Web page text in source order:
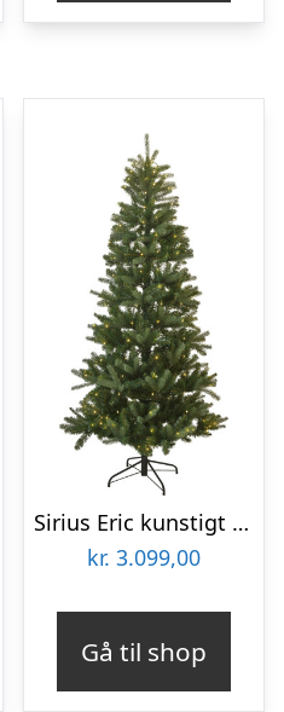
Sirius Eric kunstigt juletræ med lys, 240 cm
kr. 3.099,00
Gå til shop